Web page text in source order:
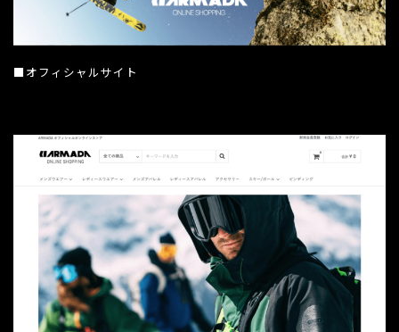
■オフィシャルサイト